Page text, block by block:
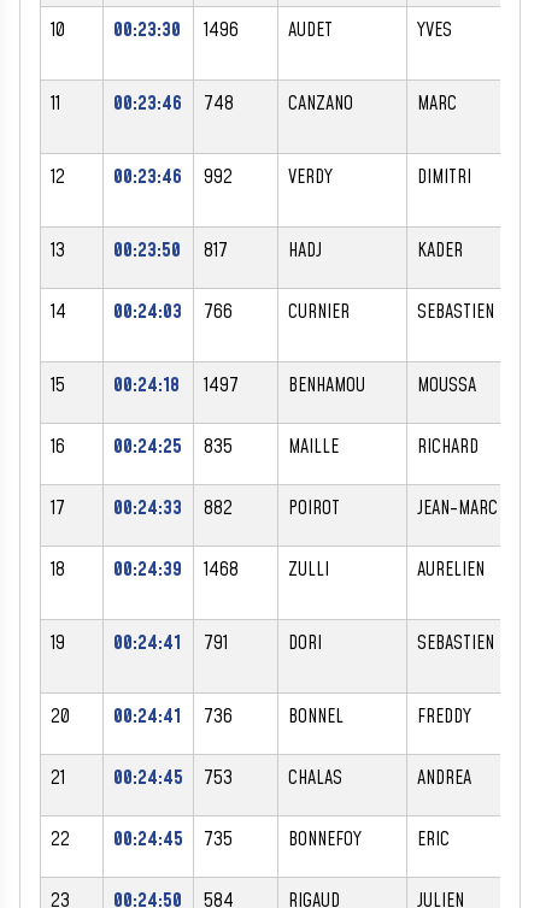
10 00:23:30 1496 AUDET YVES
11 00:23:46 748 CANZANO MARC
12 00:23:46 992 VERDY DIMITRI
13 00:23:50 817 HADJ KADER
14 00:24:03 766 CURNIER SEBASTIEN
15 00:24:18 1497 BENHAMOU MOUSSA
16 00:24:25 835 MAILLE RICHARD
17 00:24:33 882 POIROT JEAN-MARC
18 00:24:39 1468 ZULLI AURELIEN
19 00:24:41 791 DORI SEBASTIEN
20 00:24:41 736 BONNEL FREDDY
21 00:24:45 753 CHALAS ANDREA
22 00:24:45 735 BONNEFOY ERIC
23 00:24:50 584 RIGAUD JULIEN